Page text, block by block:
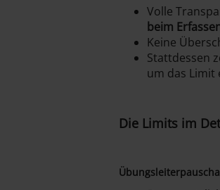
Volle
beim
Keine
Stattdessen
um das Limit
Die Limits im